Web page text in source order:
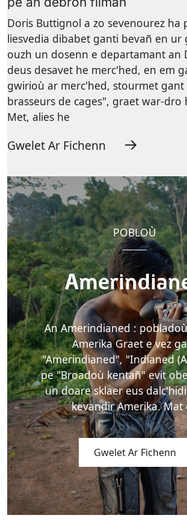
Doris Buttignol a zo sevenourez ha
liesvedia dibabet ganti bevañ en ur
ouzh un dosenn e departamant an
deus desavet he merc'hed, en em
gwirioù ar merc'hed, stourmet gant
brasseurs de cages", graet war-dro
Met, alies he
Gwelet Ar Fichenn
POBLOÙ
An Amerindianed :
Amerika Graet e vez
"Amerindianed", "Indianed
pe "Broadoù kentañ" evit
un doare sklaer eus
kevandir Amerika. Mat
Gwelet Ar Fichenn